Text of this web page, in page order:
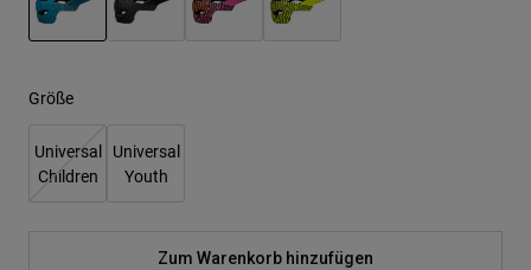
Größe
Universal
Children
Universal
Youth
Zum Warenkorb hinzufügen